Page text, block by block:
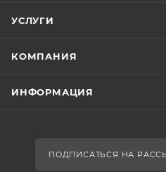
УСЛУГИ
КОМПАНИЯ
ИНФОРМАЦИЯ
ПОДПИСАТЬСЯ НА